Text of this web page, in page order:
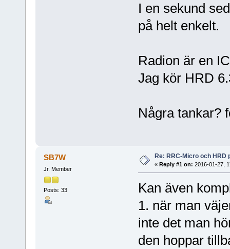
I en sekund
på helt enkelt.
Radion är en
Jag kör HRD
Några tankar?
SB7W
Jr. Member
Posts: 33
Re: RRC-Micro och HRD
« Reply #1 on: 2016-01-27,
Kan även
1. när man
inte det man
den hoppar